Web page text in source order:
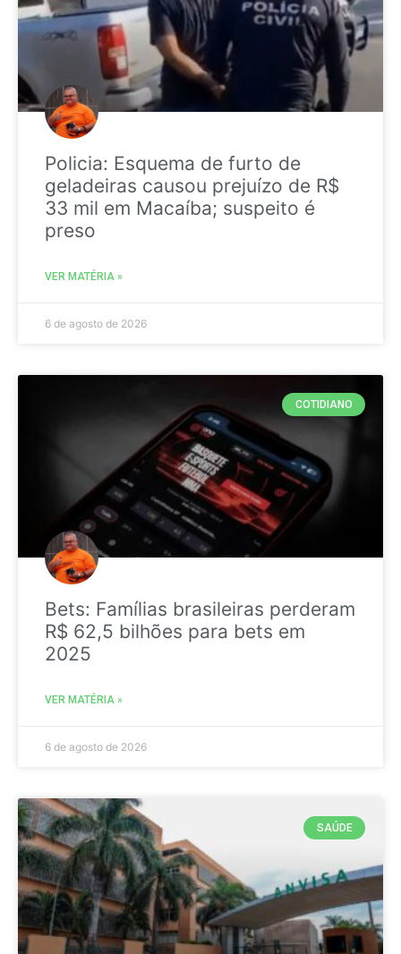
Policia: Esquema de furto de
geladeiras causou prejuízo de R$
33 mil em Macaíba; suspeito é
preso
VER MATÉRIA »
6 de agosto de 2026
COTIDIANO
Bets: Famílias brasileiras perderam
R$ 62,5 bilhões para bets em
2025
VER MATÉRIA »
6 de agosto de 2026
SAÚDE